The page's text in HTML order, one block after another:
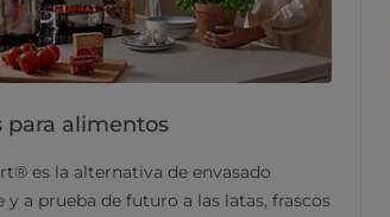
para alimentos
es la alternativa de envasado
y a prueba de futuro a las latas, frascos